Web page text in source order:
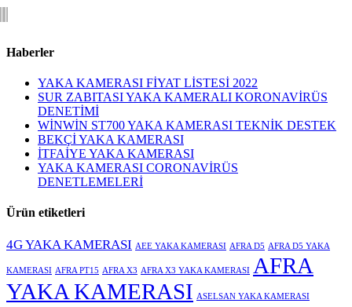
Haberler
YAKA KAMERASI FİYAT LİSTESİ 2022
SUR ZABITASI YAKA KAMERALI KORONAVİRÜS
DENETİMİ
WİNWİN ST700 YAKA KAMERASI TEKNİK DESTEK
BEKÇİ YAKA KAMERASI
İTFAİYE YAKA KAMERASI
YAKA KAMERASI CORONAVİRÜS
DENETLEMELERİ
Ürün etiketleri
4G YAKA KAMERASI AEE YAKA KAMERASI AFRA D5 AFRA D5 YAKA
KAMERASI AFRA PT15 AFRA X3 AFRA X3 YAKA KAMERASI AFRA
YAKA KAMERASI ASELSAN YAKA KAMERASI